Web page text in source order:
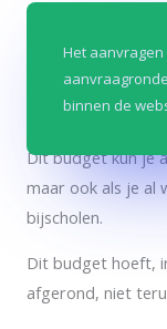
Het
binnen de
het STAP budget
gebruiken voor
bij te scholen.
Dit budget kun je
maar ook als je al
bijscholen.
Dit budget hoeft,
afgerond, niet